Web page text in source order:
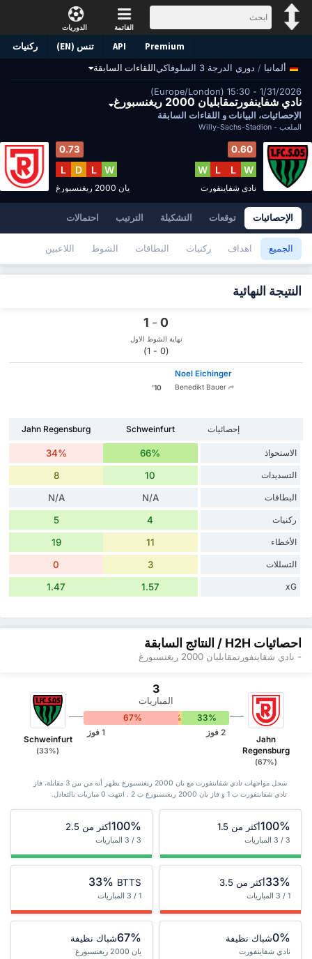
الدوريات القائمة
ركنيات تنس (EN) API Premium
ألمانيا / دوري الدرجة 3 السلوفاكي اللقاءات السابقة
1/31/2026 - 15:30 (Europe/London)
نادي شفاينفورتمقابليان 2000 ريغنسبورغ
الإحصائيات، البيانات و اللقاءات السابقة
الملعب - Willy-Sachs-Stadion
0.60
W
L
L
W
نادي شفاينفورت
0.73
W
L
D
L
يان 2000 ريغنسبورغ
الإحصائيات توقعات التشكيلة الترتيب احتمالات
الجميع اهداف ركنيات البطاقات الشوط اللاعبين
النتيجة النهائية
0
-
نهاية الشوط الاول
(0 - 1)
10'
Noel Eichinger
Benedikt Bauer
إحصائيات Schweinfurt
Jahn Regensburg
الاستحواذ 66%
34%
التسديدات 10
8
البطاقات N/A
N/A
ركنيات 4
5
الأخطاء 11
19
التسللات 3
0
xG
1.57
1.47
احصائيات H2H / النتائج السابقة
- نادي شفاينفورتمقابليان 2000 ريغنسبورغ
Schweinfurt
(33%)
3
المباريات
33%
0%
67%
1 فوز 2 فوز
Jahn
Regensburg
(67%)
سجل مواجهات نادي شفاينفورت مع يان 2000 ريغنسبورغ يظهر أنه من بين 3 ‏مقابلة، فاز
نادي شفاينفورت ب 1 و فاز يان 2000 ريغنسبورغ ب 2 . انتهت 0 مباريات بالتعادل.
100%أكثر من 1.5
3 / 3 المباريات
100%أكثر من 2.5
3 / 3 المباريات
33%أكثر من 3.5
1 / 3 المباريات
33% BTTS
1 / 3 المباريات
0%شباك نظيفة
نادي شفاينفورت
67%شباك نظيفة
يان 2000 ريغنسبورغ